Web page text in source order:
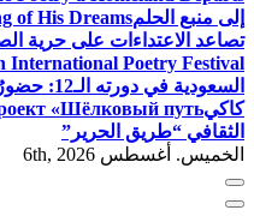
إلى منبع الحلمof His Dreams
تصاعد الاعتداءات على حرية
International Poetry Festival
السعودية في دورته الـ12: حضورٌ عالمي ونجاحٌ يحتذى به
كاكي«Шёлковый путь»
الثقافي “طريق الحرير”
الخميس. أغسطس 6th, 2026